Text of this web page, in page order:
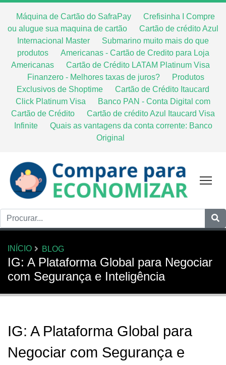
Máquina de Cartão do SafraPay
Crefisinha I Compre
ou alugue sua maquina de cartão
Cartão de crédito Azul
Internacional Master
Submarino muito mais do que
produtos
Americanas - Cartão de Credito para Loja
Americanas
Cartão de Crédito LATAM Platinum Visa
Finanzero - Melhores taxas de juros?
Produtos
Exclusivos de Shoptime
Cartão de Crédito Itaucard
Click Platinum Visa
Banco PAN - Conta Digital com
Cartão de Crédito
Cartão de crédito Azul Itaucard Visa
Infinite
Quais as vantagens da conta corrente: Banco
Original
INÍCIO BLOG
IG: A Plataforma Global para Negociar
com Segurança e Inteligência
IG: A Plataforma Global para
Negociar com Segurança e